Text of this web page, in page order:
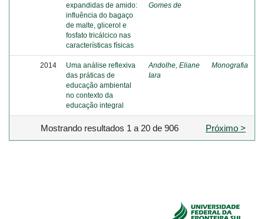
expandidas de amido:
influência do bagaço
de malte, glicerol e
fosfato tricálcico nas
características físicas
Gomes de
2014
Uma análise reflexiva
das práticas de
educação ambiental
no contexto da
educação integral
Andolhe, Eliane
Iara
Monografia
Mostrando resultados 1 a 20 de 906 Próximo >